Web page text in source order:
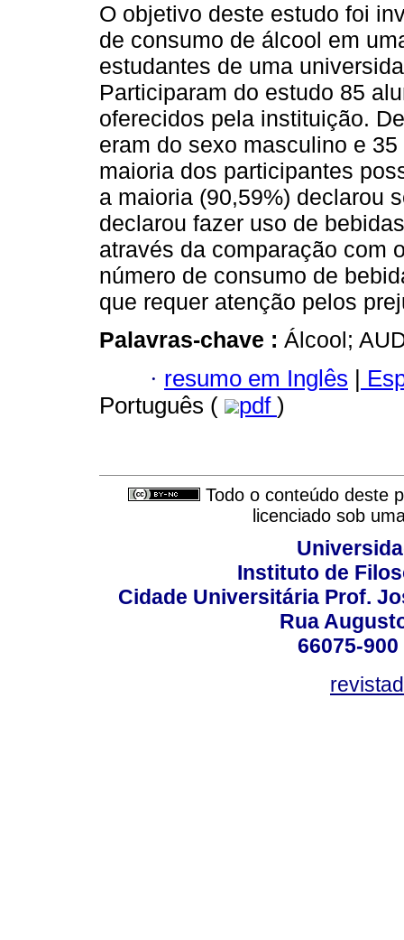
O objetivo deste estudo foi
de consumo de álcool em
estudantes de uma
Participaram do estudo 85
oferecidos pela instituição.
eram do sexo masculino e
maioria dos participantes
a maioria (90,59%) declarou
declarou fazer uso de
através da comparação com
número de consumo de
que requer atenção pelos
Palavras-chave : Álcool;
· resumo em Inglês |
Português (
pdf )
Todo o conteúdo deste
licenciado sob
Instituto de
Cidade Universitária Prof.
Rua
66075-